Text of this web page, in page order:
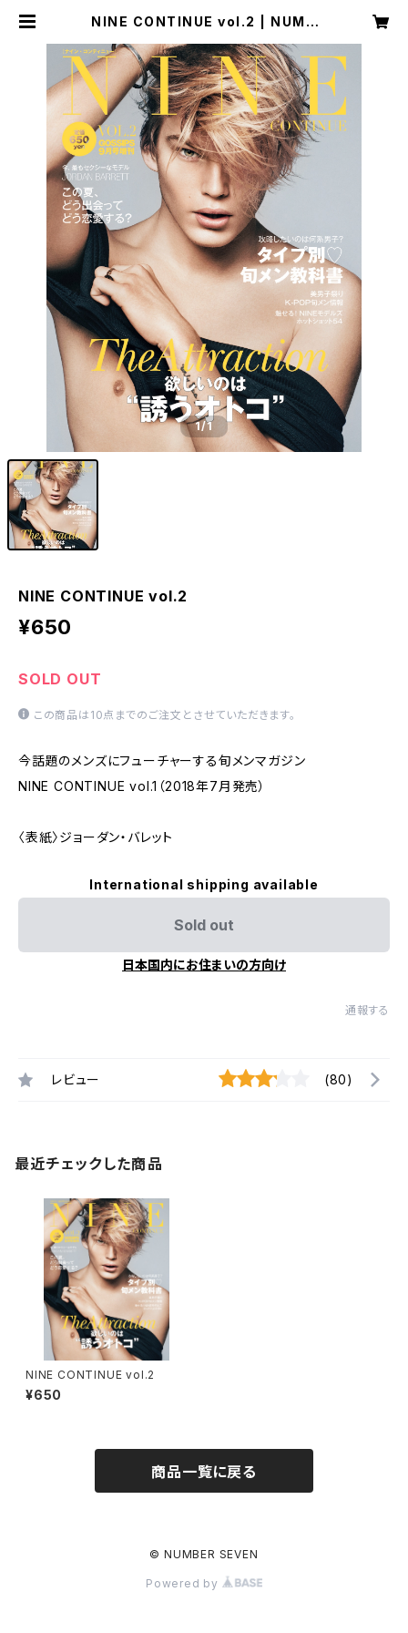
NINE CONTINUE vol.2 | NUMB
1/1
NINE CONTINUE vol.2
¥650
SOLD OUT
この商品は10点までのご注文とさせていただきます。
今話題のメンズにフューチャーする旬メンマガジン
NINE CONTINUE vol.1（2018年7月発売）
〈表紙〉ジョーダン・バレット
International shipping available
Sold out
日本国内にお住まいの方向け
通報する
レビュー (80)
最近チェックした商品
NINE CONTINUE vol.2
¥650
商品一覧に戻る
© NUMBER SEVEN
Powered by